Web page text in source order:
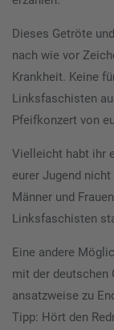
Dieses Getröte
nach wie vor
Krankheit. Keine
Linksfaschisten
Pfeifkonzert von
Vielleicht habt ihr
eurer Jugend
Männer und
Linksfaschisten
Eine andere
mit der deutschen
ansatzweise zu
Tipp: Hört den